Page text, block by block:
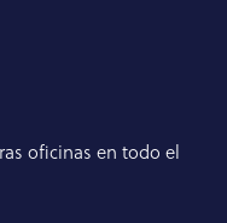
oficinas en todo el